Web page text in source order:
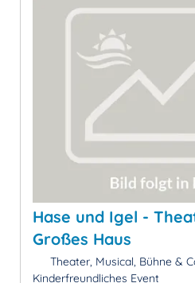
Hase und Igel -
Großes Haus
Theater, Musical, Bühne &
Kinderfreundliches Event